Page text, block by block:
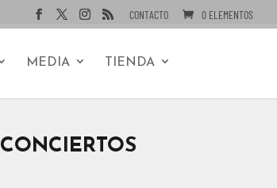
CONTACTO 0 ELEMENTOS
MEDIA TIENDA
CONCIERTOS